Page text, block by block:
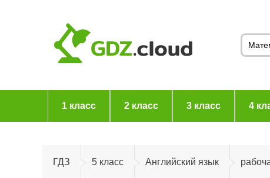
1 класс 2 класс 3 класс 4
ГДЗ 5 класс Английский язык